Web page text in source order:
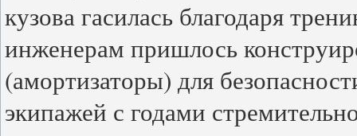
кузова гасилась благодаря
инженерам пришлось
(амортизаторы) для
экипажей с годами